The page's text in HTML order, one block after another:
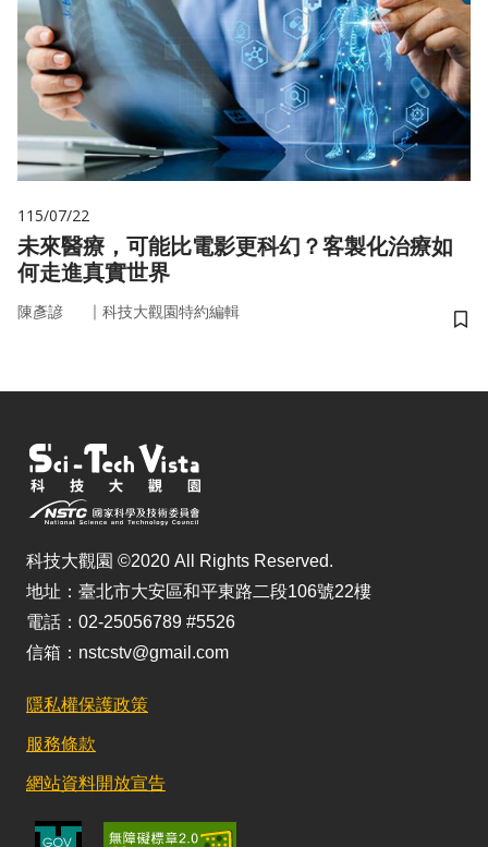
115/07/22
未來醫療，可能比電影更科幻？客製化治療如
何走進真實世界
陳彥諺 ｜ 科技大觀園特約編輯
儲
科技大觀園 ©2020 All Rights Reserved.
地址：臺北市大安區和平東路二段106號22樓
電話：02-25056789 #5526
信箱：nstcstv@gmail.com
隱私權保護政策
服務條款
網站資料開放宣告